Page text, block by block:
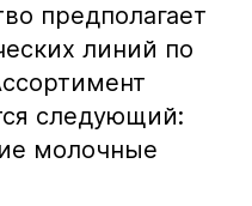
предполагает
линий по
следующий:
молочные